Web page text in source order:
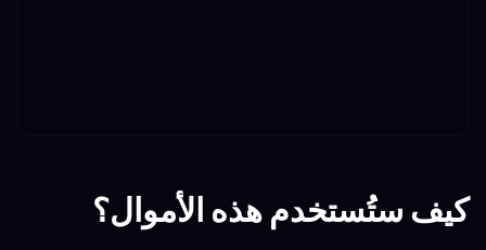
كيف ستُستخدم هذه الأموال؟